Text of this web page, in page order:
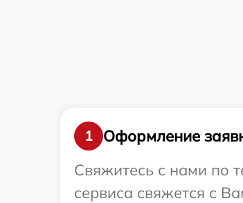
1
Оформление
Свяжитесь с нами по
сервиса свяжется с